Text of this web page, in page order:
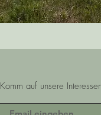
Komm auf unsere